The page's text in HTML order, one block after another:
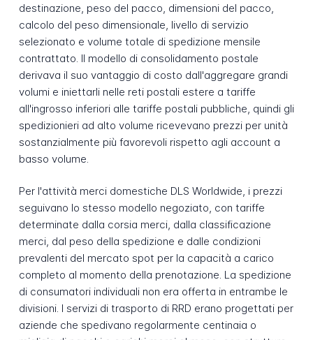
destinazione, peso del pacco, dimensioni del pacco,
calcolo del peso dimensionale, livello di servizio
selezionato e volume totale di spedizione mensile
contrattato. Il modello di consolidamento postale
derivava il suo vantaggio di costo dall'aggregare grandi
volumi e iniettarli nelle reti postali estere a tariffe
all'ingrosso inferiori alle tariffe postali pubbliche, quindi gli
spedizionieri ad alto volume ricevevano prezzi per unità
sostanzialmente più favorevoli rispetto agli account a
basso volume.
Per l'attività merci domestiche DLS Worldwide, i prezzi
seguivano lo stesso modello negoziato, con tariffe
determinate dalla corsia merci, dalla classificazione
merci, dal peso della spedizione e dalle condizioni
prevalenti del mercato spot per la capacità a carico
completo al momento della prenotazione. La spedizione
di consumatori individuali non era offerta in entrambe le
divisioni. I servizi di trasporto di RRD erano progettati per
aziende che spedivano regolarmente centinaia o